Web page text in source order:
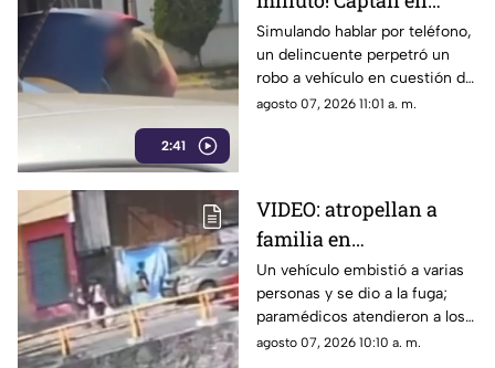
2:41
video "cristalazo"
express en la zona
Diamante de Acapulco
Simulando hablar por teléfono,
un delincuente perpetró un
robo a vehículo en cuestión de
segundos.
agosto 07, 2026 11:01 a. m.
VIDEO: atropellan a
familia en
Chilpancingo; el chofer
huyó
Un vehículo embistió a varias
personas y se dio a la fuga;
paramédicos atendieron a los
lesionados tras el impacto
agosto 07, 2026 10:10 a. m.